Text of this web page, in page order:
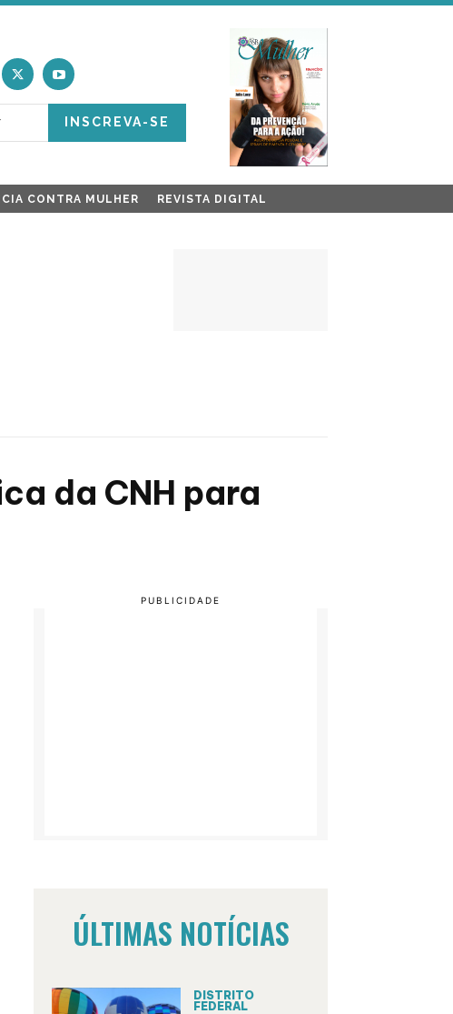
INSCREVA-SE
CONTRA MULHER REVISTA DIGITAL
da CNH para
ÚLTIMAS NOTÍCIAS
DISTRITO
FEDERAL